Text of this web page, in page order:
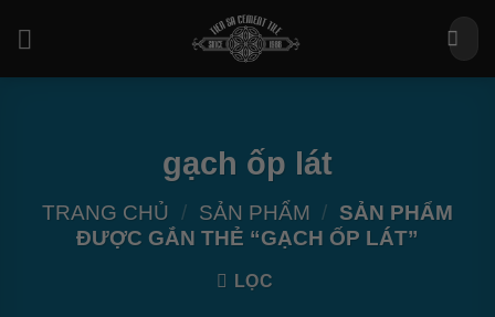
Tìm
kiếm:
gạch ốp lát
TRANG CHỦ / SẢN PHẨM / SẢN PHẨM
ĐƯỢC GẮN THẺ “GẠCH ỐP LÁT”
LỌC